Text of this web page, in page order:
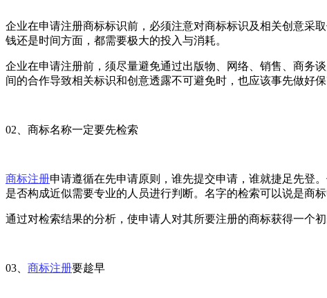
企业在申请注册商标标识前，必须注意对商标标识及相关创意采
钱还是时间方面，都需要极大的投入与消耗。
企业在申请注册前，须尽量避免通过出版物、网络、销售、商务
间的合作导致相关标识和创意透露不可避免时，也应该事先做好
02、商标名称一定要先检索
商标注册申请遵循在先申请原则，谁先提交申请，谁就捷足先登
是否构成近似需要专业的人员进行判断。名字的检索可以说是商标
通过对检索结果的分析，使申请人对其所要注册的商标获得一个
03、 商标注册要趁早